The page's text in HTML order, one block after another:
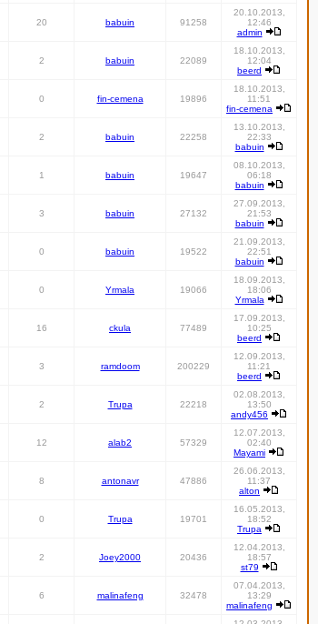
20 babuin 91258
20.10.2013,
12:46
admin
2 babuin 22089
18.10.2013,
12:04
beerd
0 fin-cemena 19896
18.10.2013,
11:51
fin-cemena
2 babuin 22258
13.10.2013,
22:33
babuin
1 babuin 19647
08.10.2013,
06:18
babuin
3 babuin 27132
27.09.2013,
21:53
babuin
0 babuin 19522
21.09.2013,
22:51
babuin
0 Yrmala 19066
18.09.2013,
18:06
Yrmala
16 ckula 77489
17.09.2013,
10:25
beerd
3 ramdoom 200229
12.09.2013,
11:21
beerd
2 Trupa 22218
02.08.2013,
13:50
andy456
12 alab2 57329
12.07.2013,
02:40
Mayami
8 antonavr 47886
26.06.2013,
11:37
alton
0 Trupa 19701
16.05.2013,
18:52
Trupa
2 Joey2000 20436
12.04.2013,
18:57
st79
6 malinafeng 32478
07.04.2013,
13:29
malinafeng